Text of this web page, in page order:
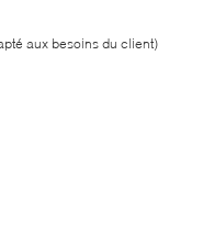
aux besoins du client)